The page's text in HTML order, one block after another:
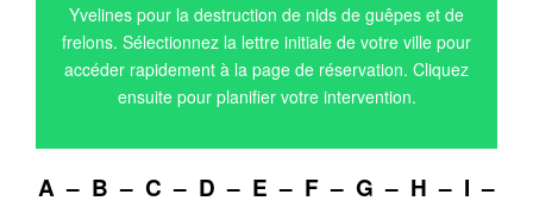
Yvelines pour la destruction de nids de guêpes et de
frelons. Sélectionnez la lettre initiale de votre ville pour
accéder rapidement à la page de réservation. Cliquez
ensuite pour planifier votre intervention.
A – B – C – D – E – F – G – H – I –